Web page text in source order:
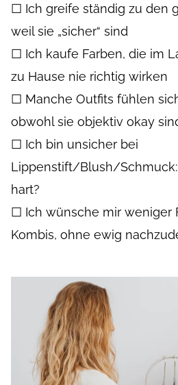
☐ Ich greife ständig zu den
weil sie „sicher“ sind
☐ Ich kaufe Farben, die im
zu Hause nie richtig wirken
☐ Manche Outfits fühlen
obwohl sie objektiv okay
☐ Ich bin unsicher bei
Lippenstift/Blush/Schmuck:
hart?
☐ Ich wünsche mir weniger
Kombis, ohne ewig